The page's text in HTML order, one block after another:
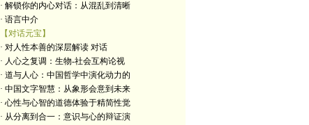
· 解锁你的内心对话：从混乱到清晰
· 语言中介
【对话元宝】
· 对人性本善的深层解读 对话
· 人心之复调：生物-社会互构论视
· 道与人心：中国哲学中演化动力的
· 中国文字智慧：从象形会意到未来
· 心性与心智的道德体验于精简性觉
· 从分离到合一：意识与心的辩证演